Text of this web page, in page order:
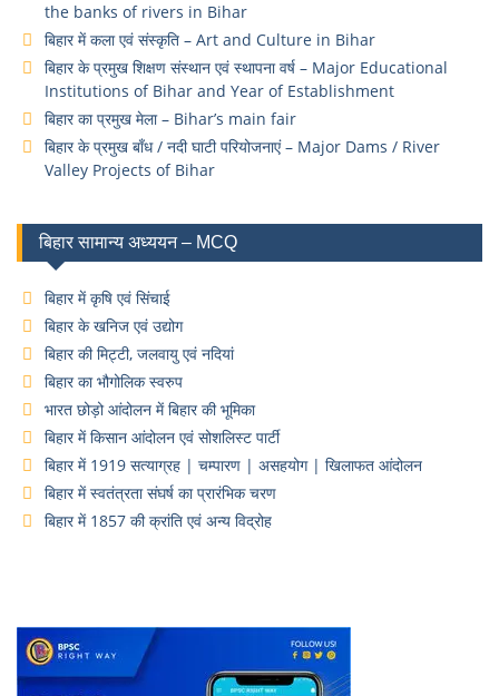
the banks of rivers in Bihar
बिहार में कला एवं संस्कृति – Art and Culture in Bihar
बिहार के प्रमुख शिक्षण संस्थान एवं स्थापना वर्ष – Major Educational
Institutions of Bihar and Year of Establishment
बिहार का प्रमुख मेला – Bihar’s main fair
बिहार के प्रमुख बाँध / नदी घाटी परियोजनाएं – Major Dams / River
Valley Projects of Bihar
बिहार सामान्य अध्ययन – MCQ
बिहार में कृषि एवं सिंचाई
बिहार के खनिज एवं उद्योग
बिहार की मिट्टी, जलवायु एवं नदियां
बिहार का भौगोलिक स्वरुप
भारत छोड़ो आंदोलन में बिहार की भूमिका
बिहार में किसान आंदोलन एवं सोशलिस्ट पार्टी
बिहार में 1919 सत्याग्रह | चम्पारण | असहयोग | खिलाफत आंदोलन
बिहार में स्वतंत्रता संघर्ष का प्रारंभिक चरण
बिहार में 1857 की क्रांति एवं अन्य विद्रोह